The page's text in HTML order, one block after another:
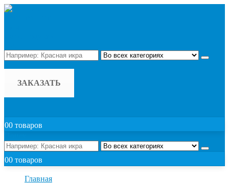
ЗАКАЗАТЬ
00 товаров
00 товаров
Главная